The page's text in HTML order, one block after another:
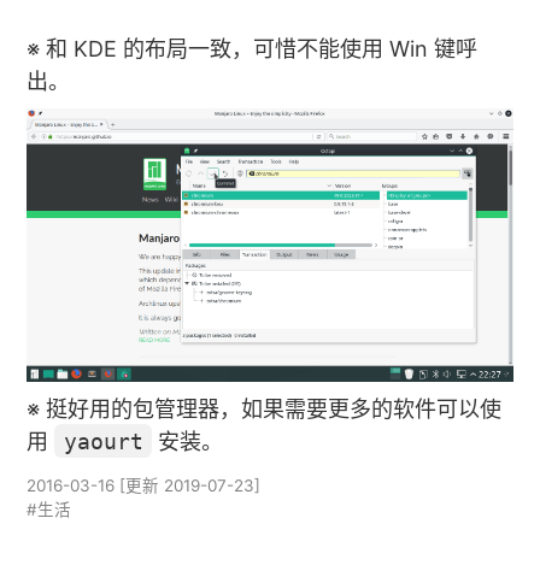
※ 和 KDE 的布局一致，可惜不能使用 Win 键呼
出。
※ 挺好用的包管理器，如果需要更多的软件可以使
用
yaourt 安装。
2016-03-16 [更新 2019-07-23]
#生活